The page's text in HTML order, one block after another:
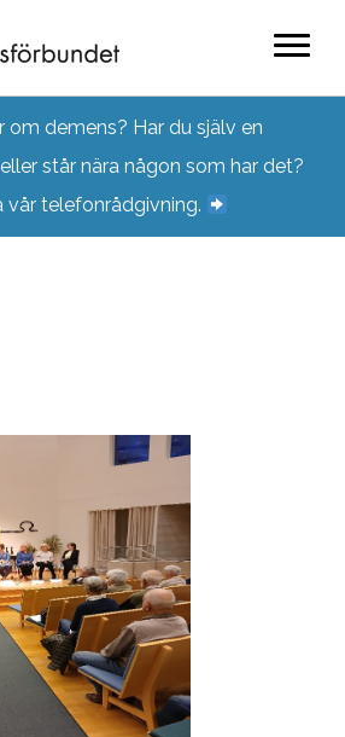
om demens? Har du själv en
står nära någon som har det?
vår telefonrådgivning.